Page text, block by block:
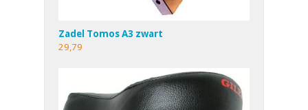
Zadel Tomos A3 zwart
29,79